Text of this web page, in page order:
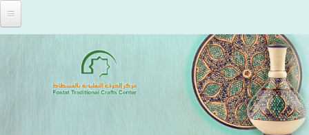
Skip to main content